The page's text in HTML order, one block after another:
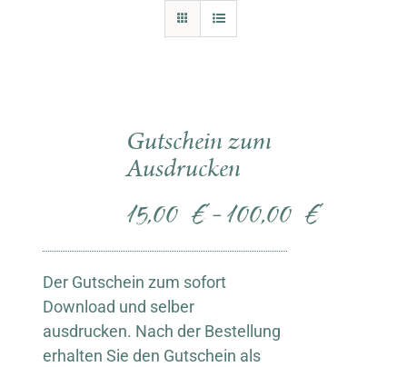
Gutschein zum
Ausdrucken
15,00€ – 100,00€
Der Gutschein zum sofort
Download und selber
ausdrucken. Nach der Bestellung
erhalten Sie den Gutschein als